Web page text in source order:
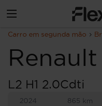
Carro em segunda mão
Renault
L2 H1 2.0Cdti
2024 865 km